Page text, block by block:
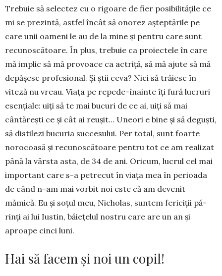
Trebuie să selectez cu o rigoare de fier posi­bi­lităţile ce
mi se prezintă, astfel încât să onorez aş­teptările pe
care unii oameni le au de la mine şi pentru care sunt
recunoscătoare. În plus, trebuie ca proiectele în care
mă implic să mă provoace ca actriță, să mă ajute să mă
depășesc profesional. Și știi ceva? Nici să trăiesc în
viteză nu vreau. Viața pe repede-înainte îţi fură lucruri
esențiale: uiți să te mai bucuri de ce ai, uiți să mai
cântărești ce și cât ai reușit… Uneori e bine și să deguști,
să distilezi bucuria succesului. Per total, sunt foarte
norocoa­să și recunoscătoare pentru tot ce am realizat
până la vârsta asta, de 34 de ani. Oricum, lucrul cel mai
important care s-a petrecut în viața mea în perioada
de când n-am mai vorbit noi este că am devenit
mămică. Eu şi soţul meu, Ni­cho­las, sun­tem fericiţii pă­
rinţi ai lui Iustin, băie­țelul nostru care are un an şi
aproape cinci luni.
Hai să facem și noi un copil!